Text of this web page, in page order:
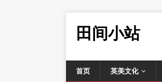
田间小站
首页 英美文化